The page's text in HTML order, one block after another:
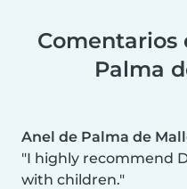
Comentarios
Palma
Anel de Palma de
I highly recommend
with children.